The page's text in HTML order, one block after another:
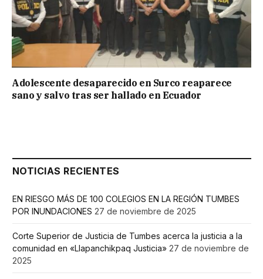
Adolescente desaparecido en Surco reaparece
sano y salvo tras ser hallado en Ecuador
NOTICIAS RECIENTES
EN RIESGO MÁS DE 100 COLEGIOS EN LA REGIÓN TUMBES
POR INUNDACIONES 27 de noviembre de 2025
Corte Superior de Justicia de Tumbes acerca la justicia a la
comunidad en «Llapanchikpaq Justicia» 27 de noviembre de
2025